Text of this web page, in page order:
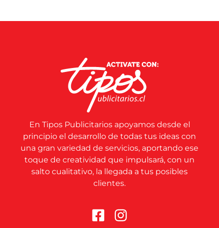
En Tipos Publicitarios apoyamos desde el
principio el desarrollo de todas tus ideas con
una gran variedad de servicios, aportando ese
toque de creatividad que impulsará, con un
salto cualitativo, la llegada a tus posibles
clientes.